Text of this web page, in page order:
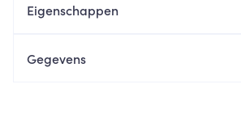
Eigenschappen
Gegevens